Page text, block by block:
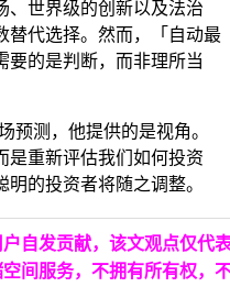
、世界级的创新以及法治
代选择。然而，「自动最
要的是判断，而非理所当
预测，他提供的是视角。
是重新评估我们如何投资
的投资者将随之调整。
自发贡献，该文观点仅代
间服务，不拥有所有权，